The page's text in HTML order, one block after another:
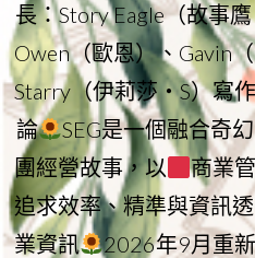
長：Story Eagle（故事
Owen（歐恩）、Gavin
Starry（伊莉莎・S）寫作
論
SEG是一個融合奇
團經營故事，以
商業
追求效率、精準與資訊
業資訊
2026年9月重